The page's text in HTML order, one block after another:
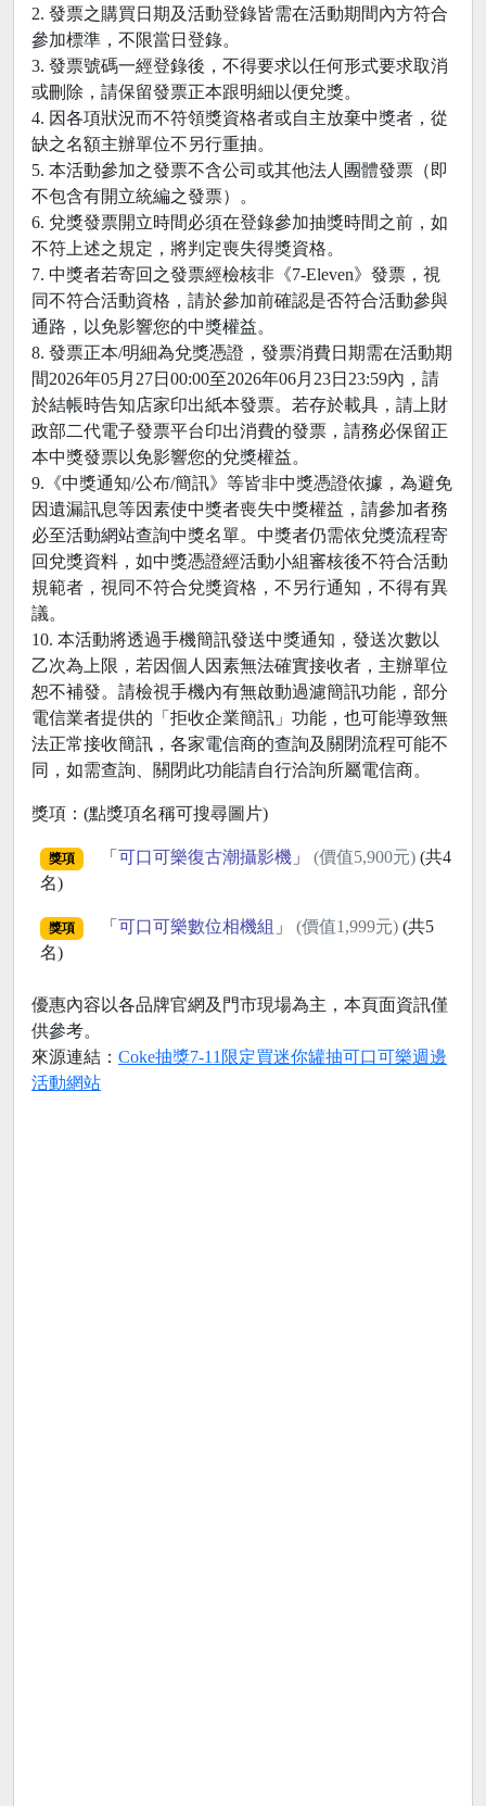
2. 發票之購買日期及活動登錄皆需在活動期間內方符合
參加標準，不限當日登錄。
3. 發票號碼一經登錄後，不得要求以任何形式要求取消
或刪除，請保留發票正本跟明細以便兌獎。
4. 因各項狀況而不符領獎資格者或自主放棄中獎者，從
缺之名額主辦單位不另行重抽。
5. 本活動參加之發票不含公司或其他法人團體發票（即
不包含有開立統編之發票）。
6. 兌獎發票開立時間必須在登錄參加抽獎時間之前，如
不符上述之規定，將判定喪失得獎資格。
7. 中獎者若寄回之發票經檢核非《7-Eleven》發票，視
同不符合活動資格，請於參加前確認是否符合活動參與
通路，以免影響您的中獎權益。
8. 發票正本/明細為兌獎憑證，發票消費日期需在活動期
間2026年05月27日00:00至2026年06月23日23:59內，請
於結帳時告知店家印出紙本發票。若存於載具，請上財
政部二代電子發票平台印出消費的發票，請務必保留正
本中獎發票以免影響您的兌獎權益。
9.《中獎通知/公布/簡訊》等皆非中獎憑證依據，為避免
因遺漏訊息等因素使中獎者喪失中獎權益，請參加者務
必至活動網站查詢中獎名單。中獎者仍需依兌獎流程寄
回兌獎資料，如中獎憑證經活動小組審核後不符合活動
規範者，視同不符合兌獎資格，不另行通知，不得有異
議。
10. 本活動將透過手機簡訊發送中獎通知，發送次數以
乙次為上限，若因個人因素無法確實接收者，主辦單位
恕不補發。請檢視手機內有無啟動過濾簡訊功能，部分
電信業者提供的「拒收企業簡訊」功能，也可能導致無
法正常接收簡訊，各家電信商的查詢及關閉流程可能不
同，如需查詢、關閉此功能請自行洽詢所屬電信商。
獎項：(點獎項名稱可搜尋圖片)
獎項 「 可口可樂復古潮攝影機」 (價值5,900元)(共4
名)
獎項 「 可口可樂數位相機組 」 (價值1,999元)(共5
名)
優惠內容以各品牌官網及門市現場為主，本頁面資訊僅
供參考。
來源連結： Coke抽獎7-11限定買迷你罐抽可口可樂週邊
活動網站